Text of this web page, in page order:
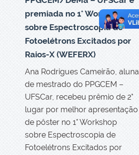
premiada no 1° Workshop
sobre Espectroscopia de
Fotoelétrons Excitados por
Raios-X (WEFERX)
Ana Rodrigues Cameirão, aluna
de mestrado do PPGCEM –
UFSCar, recebeu prêmio de 2°
lugar por melhor apresentação
de pôster no 1° Workshop
sobre Espectroscopia de
Fotoelétrons Excitados por